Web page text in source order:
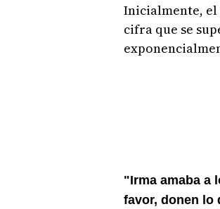
Inicialmente, el
cifra que se
"Irma amaba a
favor, donen lo